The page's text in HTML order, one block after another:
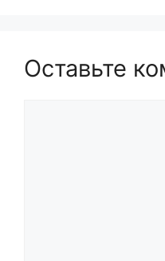
Оставьте